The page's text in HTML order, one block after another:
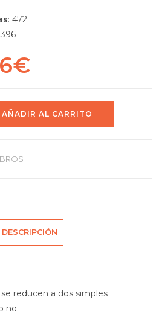
: 472
€
AÑADIR AL CARRITO
DESCRIPCIÓN
reducen a dos simples
no.